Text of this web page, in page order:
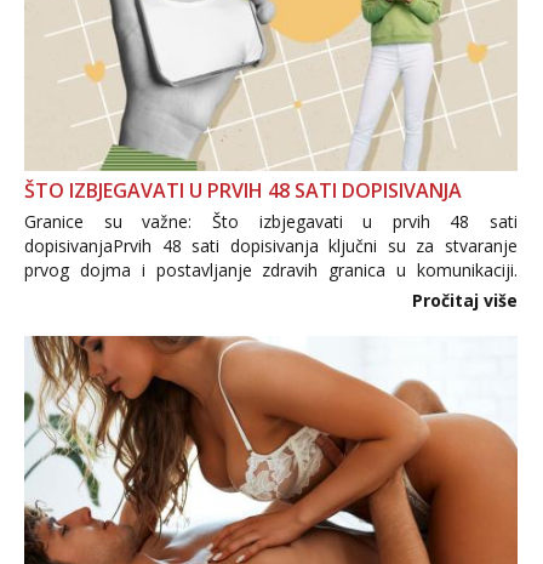
ŠTO IZBJEGAVATI U PRVIH 48 SATI DOPISIVANJA
Granice su važne: Što izbjegavati u prvih 48 sati
dopisivanjaPrvih 48 sati dopisivanja ključni su za stvaranje
prvog dojma i postavljanje zdravih granica u komunikaciji.
Važno je izbjeći prebrzo otkrivanje osobnih ili intimnih
informacija, jer nepoznata osoba još nije zaslužila to
povjerenje. Takođe...
Pročitaj više